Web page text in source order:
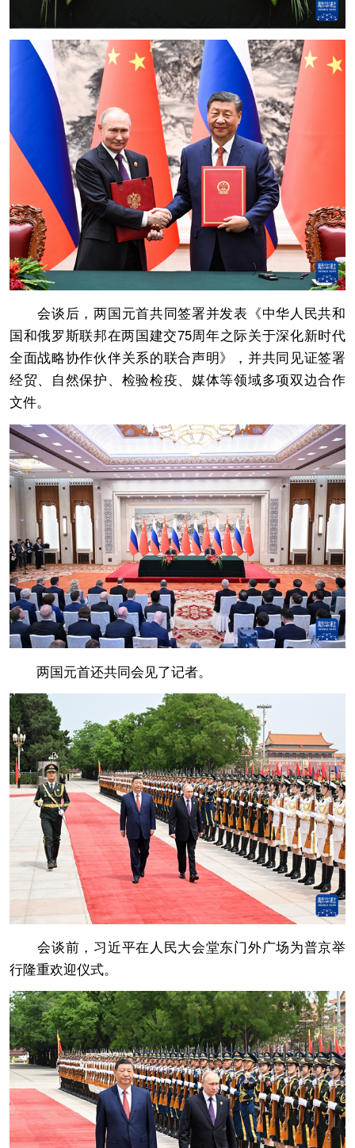
会谈后，两国元首共同签署并发表《中华人民共和
国和俄罗斯联邦在两国建交75周年之际关于深化新时代
全面战略协作伙伴关系的联合声明》，并共同见证签署
经贸、自然保护、检验检疫、媒体等领域多项双边合作
文件。
两国元首还共同会见了记者。
会谈前，习近平在人民大会堂东门外广场为普京举
行隆重欢迎仪式。